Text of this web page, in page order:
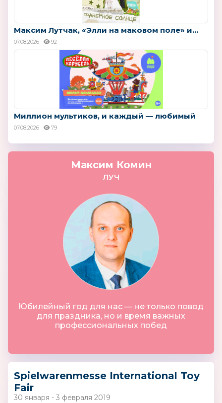
Максим Лутчак, «Элли на маковом поле» и...
07.08.2026 92
Миллион мультиков, и каждый — любимый
07.08.2026 79
Максим Комин
ЛУЧ
Юбилейный год для нас — не только повод
для праздника, но и время важных
профессиональных побед
Spielwarenmesse International Toy
Fair
30 января - 3 февраля 2019